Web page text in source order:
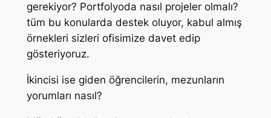
gerekiyor? Portfolyoda nasıl projeler olmalı?
tüm bu konularda destek oluyor, kabul almış
örnekleri sizleri ofisimize davet edip
gösteriyoruz.
İkincisi ise giden öğrencilerin, mezunların
yorumları nasıl?